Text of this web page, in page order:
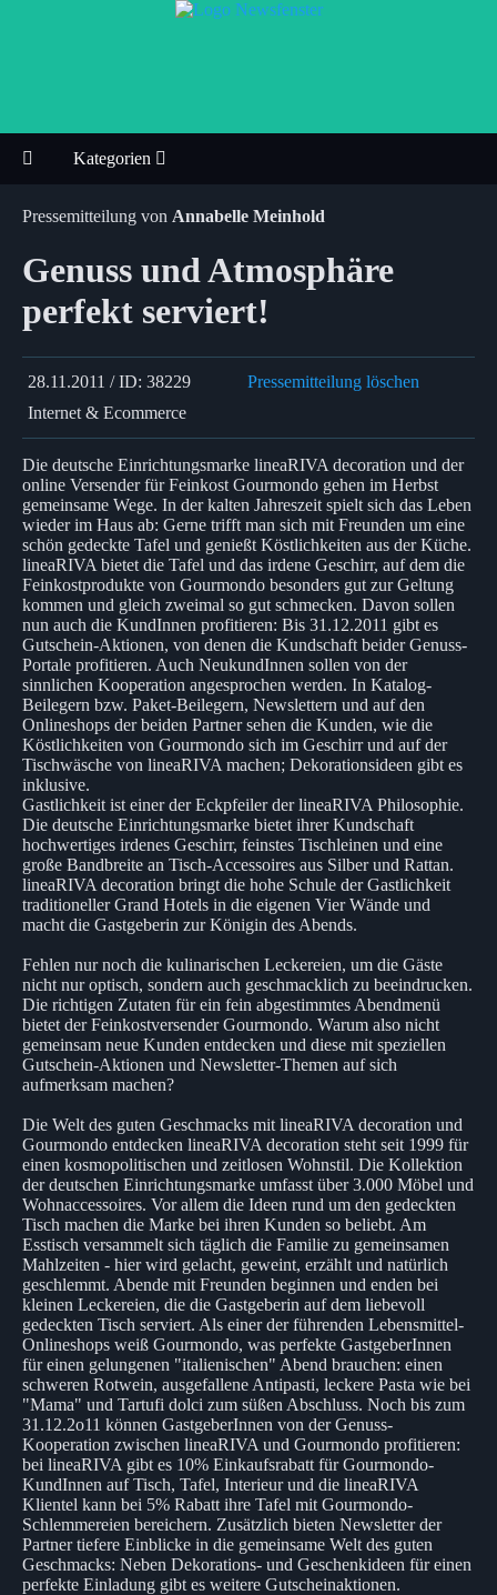
Kategorien
Pressemitteilung von Annabelle Meinhold
Genuss und Atmosphäre
perfekt serviert!
28.11.2011 / ID: 38229
Pressemitteilung löschen
Internet & Ecommerce
Die deutsche Einrichtungsmarke lineaRIVA decoration und der
online Versender für Feinkost Gourmondo gehen im Herbst
gemeinsame Wege. In der kalten Jahreszeit spielt sich das Leben
wieder im Haus ab: Gerne trifft man sich mit Freunden um eine
schön gedeckte Tafel und genießt Köstlichkeiten aus der Küche.
lineaRIVA bietet die Tafel und das irdene Geschirr, auf dem die
Feinkostprodukte von Gourmondo besonders gut zur Geltung
kommen und gleich zweimal so gut schmecken. Davon sollen
nun auch die KundInnen profitieren: Bis 31.12.2011 gibt es
Gutschein-Aktionen, von denen die Kundschaft beider Genuss-
Portale profitieren. Auch NeukundInnen sollen von der
sinnlichen Kooperation angesprochen werden. In Katalog-
Beilegern bzw. Paket-Beilegern, Newslettern und auf den
Onlineshops der beiden Partner sehen die Kunden, wie die
Köstlichkeiten von Gourmondo sich im Geschirr und auf der
Tischwäsche von lineaRIVA machen; Dekorationsideen gibt es
inklusive.
Gastlichkeit ist einer der Eckpfeiler der lineaRIVA Philosophie.
Die deutsche Einrichtungsmarke bietet ihrer Kundschaft
hochwertiges irdenes Geschirr, feinstes Tischleinen und eine
große Bandbreite an Tisch-Accessoires aus Silber und Rattan.
lineaRIVA decoration bringt die hohe Schule der Gastlichkeit
traditioneller Grand Hotels in die eigenen Vier Wände und
macht die Gastgeberin zur Königin des Abends.
Fehlen nur noch die kulinarischen Leckereien, um die Gäste
nicht nur optisch, sondern auch geschmacklich zu beeindrucken.
Die richtigen Zutaten für ein fein abgestimmtes Abendmenü
bietet der Feinkostversender Gourmondo. Warum also nicht
gemeinsam neue Kunden entdecken und diese mit speziellen
Gutschein-Aktionen und Newsletter-Themen auf sich
aufmerksam machen?
Die Welt des guten Geschmacks mit lineaRIVA decoration und
Gourmondo entdecken lineaRIVA decoration steht seit 1999 für
einen kosmopolitischen und zeitlosen Wohnstil. Die Kollektion
der deutschen Einrichtungsmarke umfasst über 3.000 Möbel und
Wohnaccessoires. Vor allem die Ideen rund um den gedeckten
Tisch machen die Marke bei ihren Kunden so beliebt. Am
Esstisch versammelt sich täglich die Familie zu gemeinsamen
Mahlzeiten - hier wird gelacht, geweint, erzählt und natürlich
geschlemmt. Abende mit Freunden beginnen und enden bei
kleinen Leckereien, die die Gastgeberin auf dem liebevoll
gedeckten Tisch serviert. Als einer der führenden Lebensmittel-
Onlineshops weiß Gourmondo, was perfekte GastgeberInnen
für einen gelungenen "italienischen" Abend brauchen: einen
schweren Rotwein, ausgefallene Antipasti, leckere Pasta wie bei
"Mama" und Tartufi dolci zum süßen Abschluss. Noch bis zum
31.12.2o11 können GastgeberInnen von der Genuss-
Kooperation zwischen lineaRIVA und Gourmondo profitieren:
bei lineaRIVA gibt es 10% Einkaufsrabatt für Gourmondo-
KundInnen auf Tisch, Tafel, Interieur und die lineaRIVA
Klientel kann bei 5% Rabatt ihre Tafel mit Gourmondo-
Schlemmereien bereichern. Zusätzlich bieten Newsletter der
Partner tiefere Einblicke in die gemeinsame Welt des guten
Geschmacks: Neben Dekorations- und Geschenkideen für einen
perfekte Einladung gibt es weitere Gutscheinaktionen.